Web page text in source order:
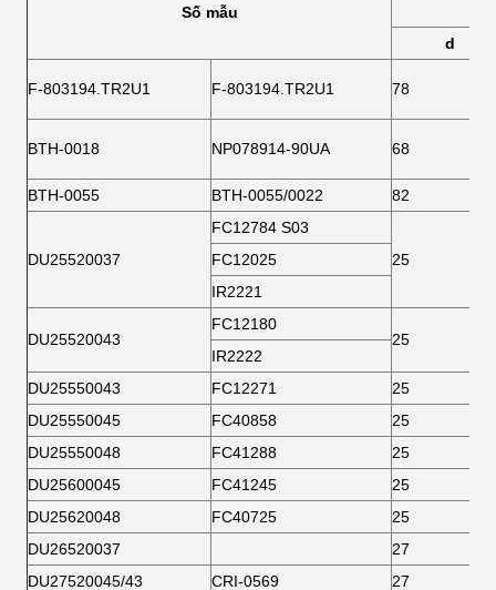
Số mẫu
d
F-803194.TR2U1 F-803194.TR2U1 78
BTH-0018 NP078914-90UA 68
BTH-0055 BTH-0055/0022 82
DU25520037
FC12784 S03
25
FC12025
IR2221
DU25520043
FC12180
25
IR2222
DU25550043
FC12271
25
DU25550045
FC40858
25
DU25550048
FC41288
25
DU25600045
FC41245
25
DU25620048
FC40725
25
DU26520037
27
DU27520045/43
CRI-0569 27